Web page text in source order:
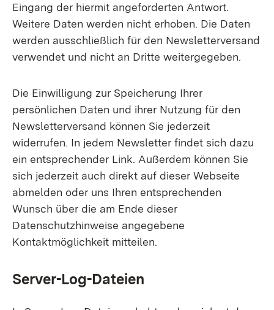
Eingang der hiermit angeforderten Antwort.
Weitere Daten werden nicht erhoben. Die Daten
werden ausschließlich für den Newsletterversand
verwendet und nicht an Dritte weitergegeben.
Die Einwilligung zur Speicherung Ihrer
persönlichen Daten und ihrer Nutzung für den
Newsletterversand können Sie jederzeit
widerrufen. In jedem Newsletter findet sich dazu
ein entsprechender Link. Außerdem können Sie
sich jederzeit auch direkt auf dieser Webseite
abmelden oder uns Ihren entsprechenden
Wunsch über die am Ende dieser
Datenschutzhinweise angegebene
Kontaktmöglichkeit mitteilen.
Server-Log-Dateien